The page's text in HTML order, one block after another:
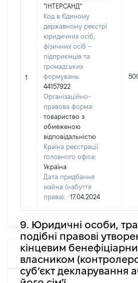
1
"ІНТЕРСАНД"
Код в Єдиному
державному реєстрі
юридичних осіб,
фізичних осіб –
підприємців та
громадських
формувань:
44157922
Організаційно-
правова форма:
товариство з
обмеженою
відповідальністю
Країна реєстрації
головного офіса:
Україна
Дата придбання
майна (набуття
права):
17.04.2024
9. Юридичні особи,
подібні правові
кінцевим
власником
суб’єкт декларування